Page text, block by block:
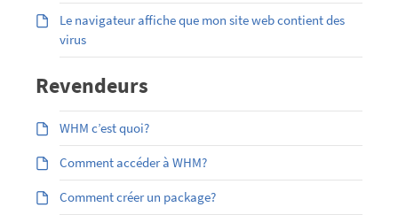
Le navigateur affiche que mon site web contient des
virus
Revendeurs
WHM c’est quoi?
Comment accéder à WHM?
Comment créer un package?